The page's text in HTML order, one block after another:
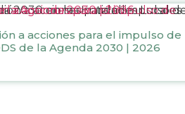
el impulso de los ODS de la Agenda 2030 | 2026
a acciones para el impulso de
de la Agenda 2030 | 2026